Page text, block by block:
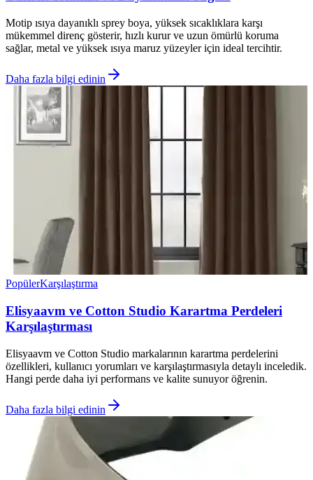
Motip ısıya dayanıklı sprey boya, yüksek sıcaklıklara karşı
mükemmel direnç gösterir, hızlı kurur ve uzun ömürlü koruma
sağlar, metal ve yüksek ısıya maruz yüzeyler için ideal tercihtir.
Daha fazla bilgi edinin
PopülerKarşılaştırma
Elisyaavm ve Cotton Studio Karartma Perdeleri
Karşılaştırması
Elisyaavm ve Cotton Studio markalarının karartma perdelerini
özellikleri, kullanıcı yorumları ve karşılaştırmasıyla detaylı inceledik.
Hangi perde daha iyi performans ve kalite sunuyor öğrenin.
Daha fazla bilgi edinin